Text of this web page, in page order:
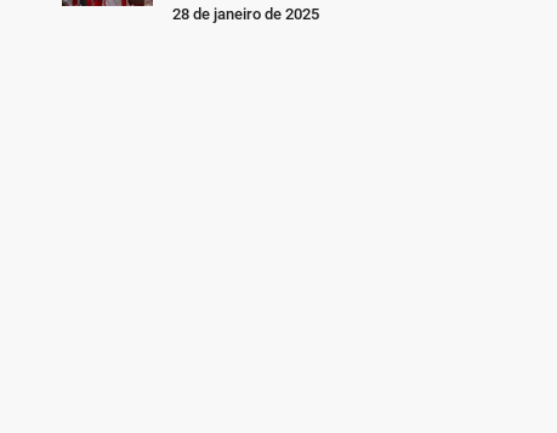
28 de janeiro de 2025